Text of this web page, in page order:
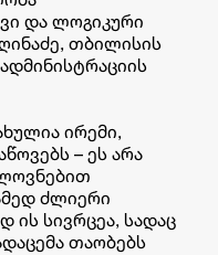
და ლოგიკური
თბილისის
ირემი,
– ეს არა
ძლიერი
ის სივრცეა, სადაც
თაობებს